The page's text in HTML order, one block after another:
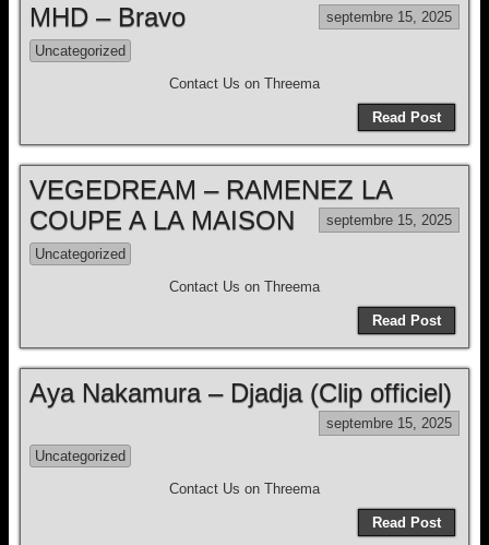
MHD – Bravo septembre 15, 2025
Uncategorized
Contact Us on Threema
Read Post
VEGEDREAM – RAMENEZ LA
COUPE A LA MAISON
septembre 15, 2025
Uncategorized
Contact Us on Threema
Read Post
Aya Nakamura – Djadja (Clip officiel)
septembre 15, 2025
Uncategorized
Contact Us on Threema
Read Post